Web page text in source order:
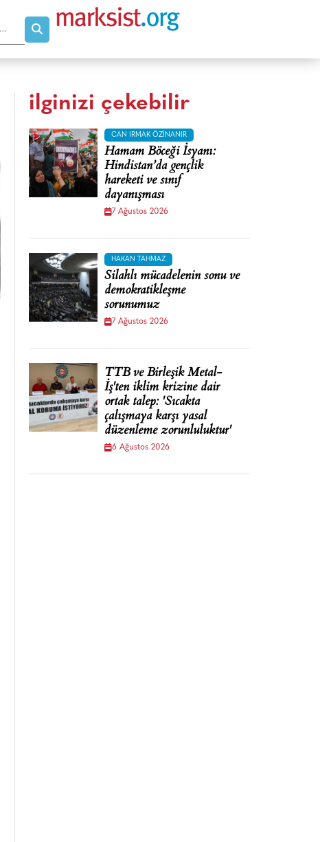
ilginizi çekebilir
CAN IRMAK ÖZINANIR
Hamam Böceği İsyanı:
Hindistan’da gençlik
hareketi ve sınıf
dayanışması
7 Ağustos 2026
HAKAN TAHMAZ
Silahlı mücadelenin sonu ve
demokratikleşme
sorunumuz
7 Ağustos 2026
TTB ve Birleşik Metal-
İş'ten iklim krizine dair
ortak talep: 'Sıcakta
çalışmaya karşı yasal
düzenleme zorunluluktur'
6 Ağustos 2026